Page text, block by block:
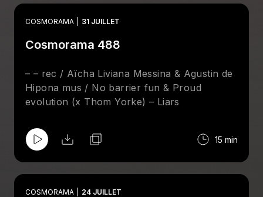
COSMORAMA 31 JUILLET
Cosmorama 488
– – rec / Aïcha Liviana Messina & Agustin de
Hipona mus / No barrier fun & Proud
evolution (x Thom Yorke) – Liars
15 min
COSMORAMA 24 JUILLET